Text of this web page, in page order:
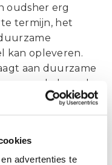
advertenties te
oudsher erg
termijn, het
kan opleveren.
aan duurzame
van de branche
zal
van
en praktische
branche.”